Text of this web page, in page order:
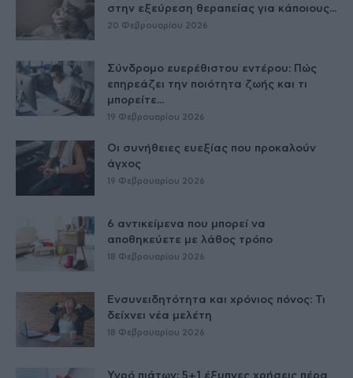
στην εξεύρεση θεραπείας για κάποιους...
20 Φεβρουαρίου 2026
Σύνδρομο ευερέθιστου εντέρου: Πώς
επηρεάζει την ποιότητα ζωής και τι
μπορείτε...
19 Φεβρουαρίου 2026
Οι συνήθειες ευεξίας που προκαλούν
άγχος
19 Φεβρουαρίου 2026
6 αντικείμενα που μπορεί να
αποθηκεύετε με λάθος τρόπο
18 Φεβρουαρίου 2026
Ενσυνειδητότητα και χρόνιος πόνος: Τι
δείχνει νέα μελέτη
18 Φεβρουαρίου 2026